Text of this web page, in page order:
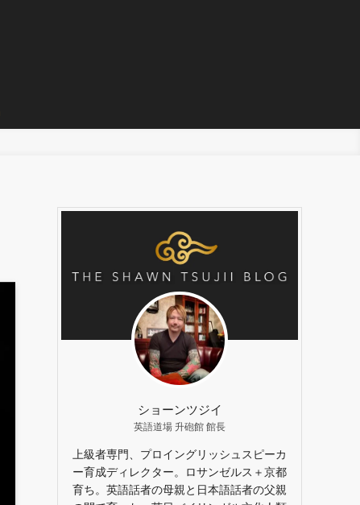
ショーンツジイ
英語道場 升砲館 館長
上級者専門、プロイングリッシュスピーカ
ー育成ディレクター。ロサンゼルス＋京都
育ち。英語話者の母親と日本語話者の父親